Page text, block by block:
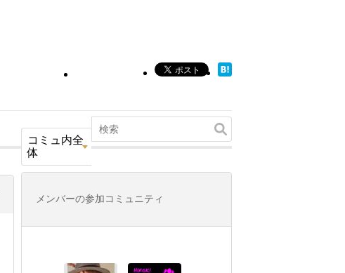
コミュ内全
体
メンバーの参加コミュニティ